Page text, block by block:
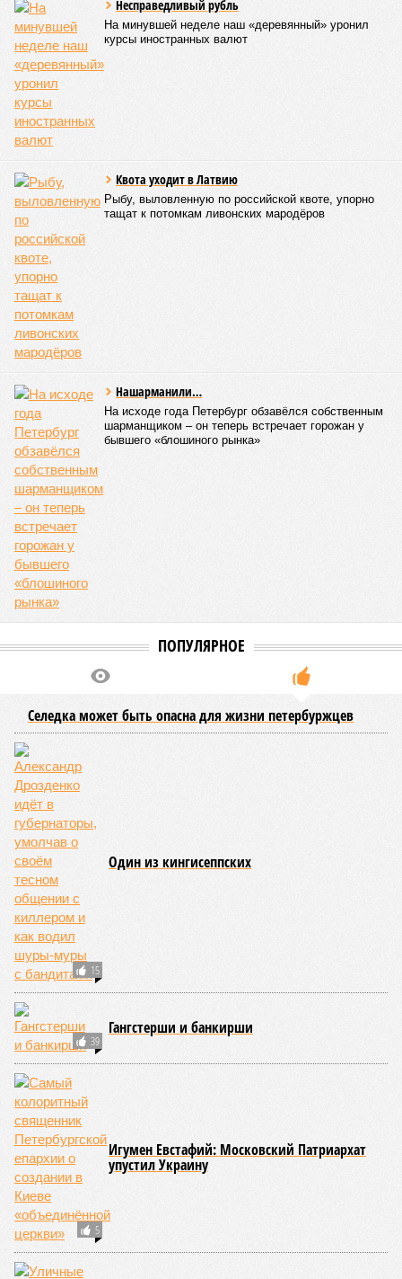
В 2023 году по квоте для военнослужащих и их детей было
зачислено 644 человека, в 2024 году – 1252, а в 2025 году –
более 2400. В этом году, по подсчетам «Фонтанки»,
основанным на открытых данных, в 44 вузах города по
данной квоте было зачислено 3383 человека, что на 40%
больше, чем годом ранее.
Лидером по зачислению по отдельной квоте вновь стал
числа бюджетных мест, причем 132 человека поступили
без экзаменов. В СПбГУ по квоте зачислено 339 человек,
из них 164 без вступительных испытаний. Для сравнения,
по олимпиадам было зачислено 292 человека, а по особой
квоте для сирот и инвалидов – чуть более сотни.
Стоит отметить,что отдельная квота показала низкую
востребованность в творческих вузах и филиалах
столичных университетов. Обращает на себя внимание и
тот факт, что большинство поступивших по данной квоте
многие из них имели шансы на поступление по общему
конкурсу на менее популярные программы. В списках были
и студенты с высокими баллами, поступившие в
различные университеты.
Петербурские
врачи завершили
оперативное
лечение девочки из
США с «маской
Бэтмена»
07/08
Петербурские врачи завершили оперативное
07/08
Срок ремонта на внешнем кольце КАД продлили до
середины ноября
06/08
абитуриентов в Ленинградской области
05/08
В метро Петербурга может появиться первый
глубокий лифт для пассажиров
04/08
На петербургских АЗС отменили большинство
ограничений
НОВОСТИ ПАРТНЕРОВ
Со снегом в Петербурге справляются мирными средствами
В Петербурге пройдет форум НКО «Социальный Петербург:
новые решения»